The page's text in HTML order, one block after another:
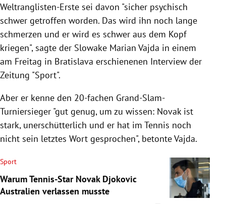
Weltranglisten-Erste sei davon "sicher psychisch
schwer getroffen worden. Das wird ihn noch lange
schmerzen und er wird es schwer aus dem Kopf
kriegen", sagte der Slowake Marian Vajda in einem
am Freitag in Bratislava erschienenen Interview der
Zeitung "Sport".
Aber er kenne den 20-fachen Grand-Slam-
Turniersieger "gut genug, um zu wissen: Novak ist
stark, unerschütterlich und er hat im Tennis noch
nicht sein letztes Wort gesprochen", betonte Vajda.
Sport
Warum Tennis-Star Novak Djokovic
Australien verlassen musste